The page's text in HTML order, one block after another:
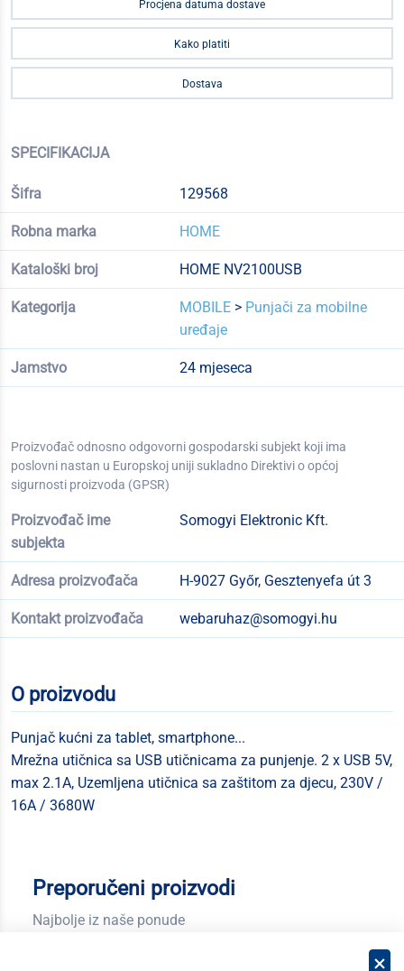
Procjena datuma dostave
Kako platiti
Dostava
SPECIFIKACIJA
Šifra 129568
Robna marka HOME
Kataloški broj HOME NV2100USB
Kategorija MOBILE> Punjači za mobilne
uređaje
Jamstvo 24 mjeseca
Proizvođač odnosno odgovorni gospodarski subjekt koji ima
poslovni nastan u Europskoj uniji sukladno Direktivi o općoj
sigurnosti proizvoda (GPSR)
Proizvođač ime
subjekta
Somogyi Elektronic Kft.
Adresa proizvođača H-9027 Győr, Gesztenyefa út 3
Kontakt proizvođača webaruhaz@somogyi.hu
O proizvodu
Punjač kućni za tablet, smartphone...
Mrežna utičnica sa USB utičnicama za punjenje. 2 x USB 5V,
max 2.1A, Uzemljena utičnica sa zaštitom za djecu, 230V /
16A / 3680W
Preporučeni proizvodi
Najbolje iz naše ponude